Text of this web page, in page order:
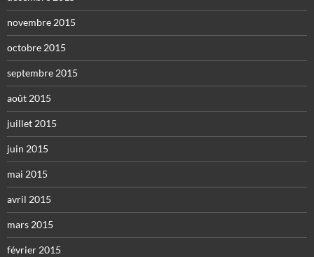
novembre 2015
octobre 2015
septembre 2015
août 2015
juillet 2015
juin 2015
mai 2015
avril 2015
mars 2015
février 2015